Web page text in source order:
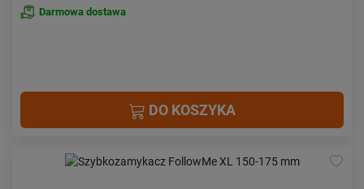
Darmowa dostawa
DO KOSZYKA